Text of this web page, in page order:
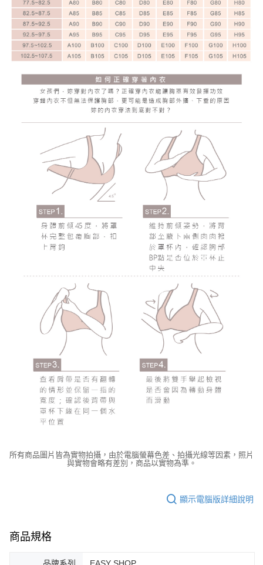
所有商品圖片皆為實物拍攝，由於電腦螢幕色差、拍攝光線等因素，照片
與實物會略有差別，商品以實物為準。
顯示電腦版詳細說明
商品規格